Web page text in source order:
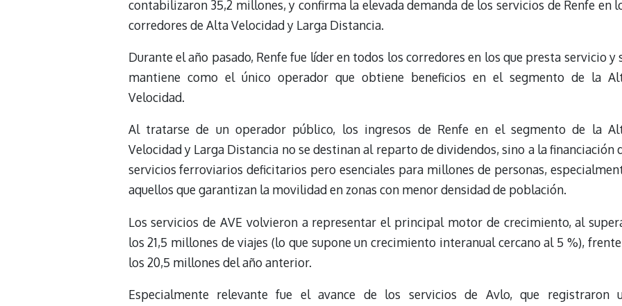
contabilizaron 35,2 millones, y confirma la elevada demanda de los servicios de Renfe en
corredores de Alta Velocidad y Larga Distancia.
Durante el año pasado, Renfe fue líder en todos los corredores en los que presta servicio y
mantiene como el único operador que obtiene beneficios en el segmento de la
Velocidad.
Al tratarse de un operador público, los ingresos de Renfe en el segmento de la
Velocidad y Larga Distancia no se destinan al reparto de dividendos, sino a la financiación
servicios ferroviarios deficitarios pero esenciales para millones de personas,
aquellos que garantizan la movilidad en zonas con menor densidad de población.
Los servicios de AVE volvieron a representar el principal motor de crecimiento, al
los 21,5 millones de viajes (lo que supone un crecimiento interanual cercano al 5 %),
los 20,5 millones del año anterior.
Especialmente relevante fue el avance de los servicios de Avlo, que registraron